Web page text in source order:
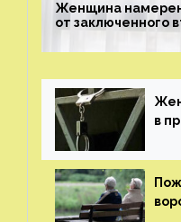
Женщина
от заключенного
в